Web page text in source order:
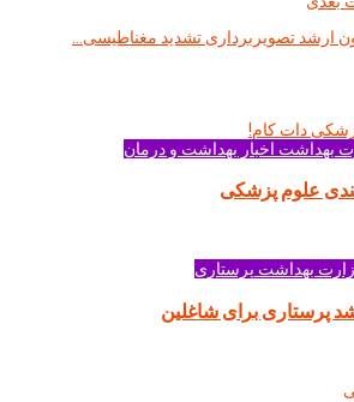
ارشد تصویربرداری تشدید مغناطیسی…
بهداشت اخبار بهداشت و درمان
علوم پزشکی
بهداشت پرستاری
پرستاری برای شاغلین